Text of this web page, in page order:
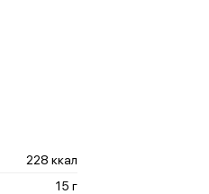
228 ккал
15 г